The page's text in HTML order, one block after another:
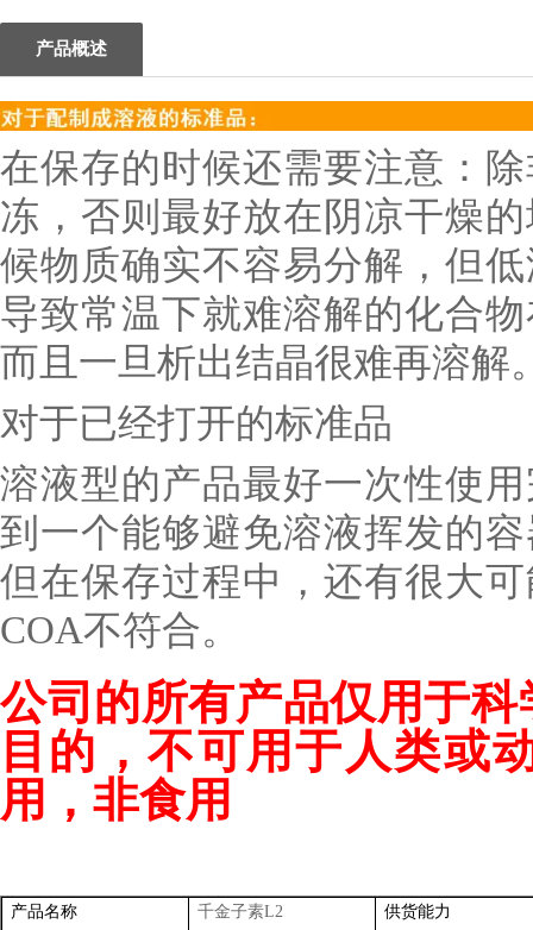
产品概述
在保存的时候还需要注意：
冻，否则最好放在阴凉干燥
候物质确实不容易分解，但
导致常温下就难溶解的化合
而且一旦析出结晶很难再溶解
对于已经打开的标准品
溶液型的产品最好一次性使
到一个能够避免溶液挥发的
但在保存过程中，还有很大
COA不符合。
公司的所有产品仅用于
目的，不可用于人类或
用，非食用
产品名称 千金子素L2 供货能力